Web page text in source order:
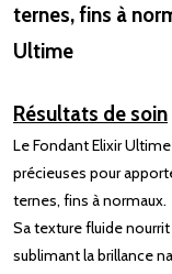
ternes, fins à
Ultime
Résultats de soin
Le Fondant Elixir
précieuses pour
ternes, fins à normaux.
Sa texture fluide
sublimant la brillance